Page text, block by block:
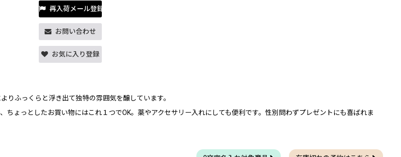
再入荷メール登録
お問い合わせ
お気に入り登録
りふっくらと浮き出て独特の雰囲気を醸しています。
ょっとしたお買い物にはこれ１つでOK。薬やアクセサリー入れにしても便利です。性別問わずプレゼントにも喜ばれま